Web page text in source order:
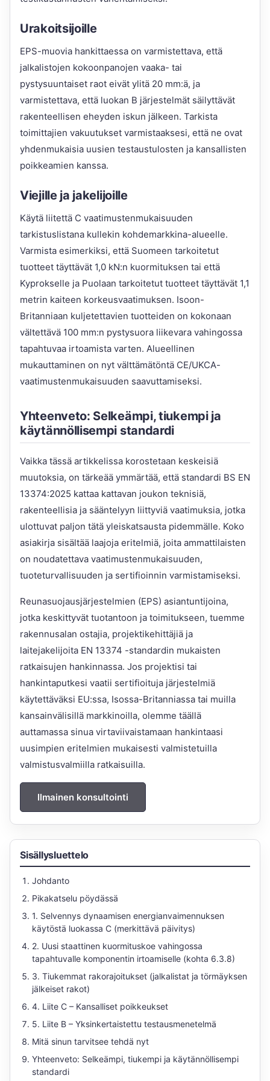
Urakoitsijoille
EPS-muovia hankittaessa on varmistettava, että
jalkalistojen kokoonpanojen vaaka- tai
pystysuuntaiset raot eivät ylitä 20 mm:ä, ja
varmistettava, että luokan B järjestelmät säilyttävät
rakenteellisen eheyden iskun jälkeen. Tarkista
toimittajien vakuutukset varmistaaksesi, että ne ovat
yhdenmukaisia uusien testaustulosten ja kansallisten
poikkeamien kanssa.
Viejille ja jakelijoille
Käytä liitettä C vaatimustenmukaisuuden
tarkistuslistana kullekin kohdemarkkina-alueelle.
Varmista esimerkiksi, että Suomeen tarkoitetut
tuotteet täyttävät 1,0 kN:n kuormituksen tai että
Kyprokselle ja Puolaan tarkoitetut tuotteet täyttävät 1,1
metrin kaiteen korkeusvaatimuksen. Isoon-
Britanniaan kuljetettavien tuotteiden on kokonaan
vältettävä 100 mm:n pystysuora liikevara vahingossa
tapahtuvaa irtoamista varten. Alueellinen
mukauttaminen on nyt välttämätöntä CE/UKCA-
vaatimustenmukaisuuden saavuttamiseksi.
Yhteenveto: Selkeämpi, tiukempi ja
käytännöllisempi standardi
Vaikka tässä artikkelissa korostetaan keskeisiä
muutoksia, on tärkeää ymmärtää, että standardi BS EN
13374:2025 kattaa kattavan joukon teknisiä,
rakenteellisia ja sääntelyyn liittyviä vaatimuksia, jotka
ulottuvat paljon tätä yleiskatsausta pidemmälle. Koko
asiakirja sisältää laajoja eritelmiä, joita ammattilaisten
on noudatettava vaatimustenmukaisuuden,
tuoteturvallisuuden ja sertifioinnin varmistamiseksi.
Reunasuojausjärjestelmien (EPS) asiantuntijoina,
jotka keskittyvät tuotantoon ja toimitukseen, tuemme
rakennusalan ostajia, projektikehittäjiä ja
laitejakelijoita EN 13374 -standardin mukaisten
ratkaisujen hankinnassa. Jos projektisi tai
hankintaputkesi vaatii sertifioituja järjestelmiä
käytettäväksi EU:ssa, Isossa-Britanniassa tai muilla
kansainvälisillä markkinoilla, olemme täällä
auttamassa sinua virtaviivaistamaan hankintaasi
uusimpien eritelmien mukaisesti valmistetuilla
valmistusvalmiilla ratkaisuilla.
Ilmainen konsultointi
Sisällysluettelo
Johdanto
Pikakatselu pöydässä
1. Selvennys dynaamisen energianvaimennuksen
käytöstä luokassa C (merkittävä päivitys)
2. Uusi staattinen kuormituskoe vahingossa
tapahtuvalle komponentin irtoamiselle (kohta 6.3.8)
3. Tiukemmat rakorajoitukset (jalkalistat ja törmäyksen
jälkeiset rakot)
4. Liite C – Kansalliset poikkeukset
5. Liite B – Yksinkertaistettu testausmenetelmä
Mitä sinun tarvitsee tehdä nyt
Yhteenveto: Selkeämpi, tiukempi ja käytännöllisempi
standardi